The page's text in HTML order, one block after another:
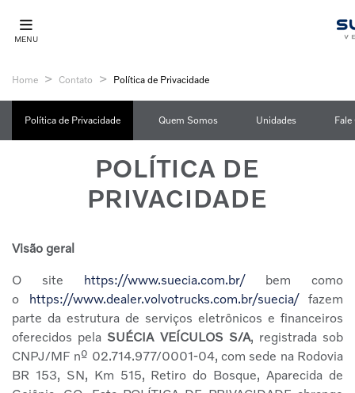
MENU
Home Contato Política de Privacidade
Quem Somos Unidades
Política de Privacidade
POLÍTICA DE
PRIVACIDADE
Visão geral
O site https://www.suecia.com.br/bem como
o https://www.dealer.volvotrucks.com.br/suecia/fazem
parte da estrutura de serviços eletrônicos e financeiros
oferecidos pela SUÉCIA VEÍCULOS S/A, registrada sob
CNPJ/MF nº 02.714.977/0001-04, com sede na Rodovia
BR 153, SN, Km 515, Retiro do Bosque, Aparecida de